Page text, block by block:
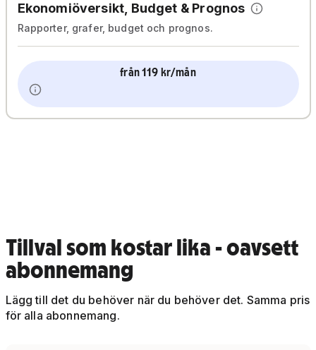
Ekonomiöversikt, Budget & Prognos
Rapporter, grafer, budget och prognos.
från 119 kr/mån
Tillval som kostar lika - oavsett
abonnemang
Lägg till det du behöver när du behöver det. Samma pris
för alla abonnemang.